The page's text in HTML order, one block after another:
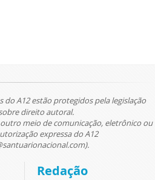
do A12 estão protegidos pela legislação
direito autoral.
meio de comunicação, eletrônico ou
expressa do A12
Redação